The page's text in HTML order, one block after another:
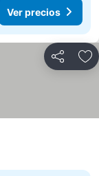
Ver precios
Compartir